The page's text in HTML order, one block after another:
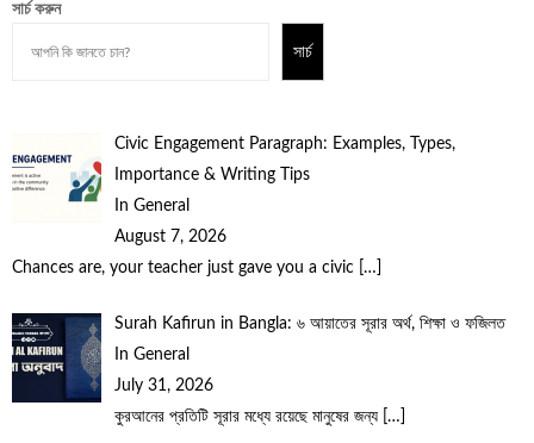
সার্চ করুন
সার্চ
Civic Engagement Paragraph: Examples, Types,
Importance & Writing Tips
In General
August 7, 2026
Chances are, your teacher just gave you a civic […]
Surah Kafirun in Bangla: ৬ আয়াতের সূরার অর্থ, শিক্ষা ও ফজিলত
In General
July 31, 2026
কুরআনের প্রতিটি সূরার মধ্যে রয়েছে মানুষের জন্য […]